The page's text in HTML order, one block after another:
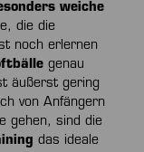
weiche
die die
noch erlernen
genau
äußerst gering
von Anfängern
gehen, sind die
das ideale